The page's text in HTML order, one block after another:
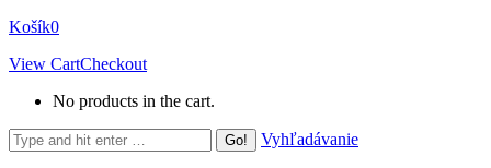
Košík0
View CartCheckout
No products in the cart.
Search:
Vyhľadávanie